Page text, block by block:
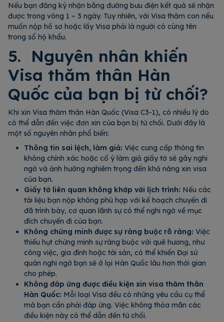
Nếu bạn đăng ký nhận bằng đường bưu điện kết quả sẽ nhận
được trong vòng 1 – 3 ngày. Tuy nhiên, với Visa thăm con nếu
muốn nộp hồ sơ hoặc lấy Visa phải là người có cùng tên
trong sổ hộ khẩu.
5. Nguyên nhân khiến
Visa thăm thân Hàn
Quốc của bạn bị từ chối?
Khi xin Visa thăm thân Hàn Quốc (Visa C3-1), có nhiều lý do
có thể dẫn đến việc đơn xin của bạn bị từ chối. Dưới đây là
một số nguyên nhân phổ biến:
Thông tin sai lệch, làm giả: Việc cung cấp thông tin
không chính xác hoặc cố ý làm giả giấy tờ sẽ gây nghi
ngờ và ảnh hưởng nghiêm trọng đến khả năng xin visa
của bạn.
Giấy tờ liên quan không khớp với lịch trình: Nếu các
tài liệu bạn nộp không phù hợp với kế hoạch chuyến đi
đã trình bày, cơ quan lãnh sự có thể nghi ngờ về mục
đích chuyến đi của bạn.
Không chứng minh được sự ràng buộc rõ ràng: Việc
thiếu hụt chứng minh sự ràng buộc với quê hương, như
công việc, gia đình hoặc tài sản, có thể khiến Đại sứ
quán nghi ngờ bạn sẽ ở lại Hàn Quốc lâu hơn thời gian
cho phép.
Không đáp ứng được điều kiện xin visa thăm thân
Hàn Quốc: Mỗi loại Visa đều có những yêu cầu cụ thể
mà bạn cần phải đáp ứng. Việc không thỏa mãn các
điều kiện này có thể dẫn đến từ chối.